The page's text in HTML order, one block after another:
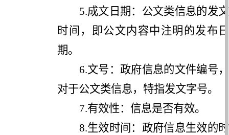
5.成文日期：公文类信息的发文
时间，即公文内容中注明的发布日
期。
6.文号：政府信息的文件编号，
对于公文类信息，特指发文字号。
7.有效性：信息是否有效。
8.生效时间：政府信息生效的时